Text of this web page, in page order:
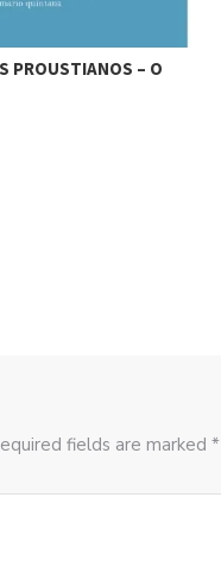
PROUSTIANOS – O
fields are marked *